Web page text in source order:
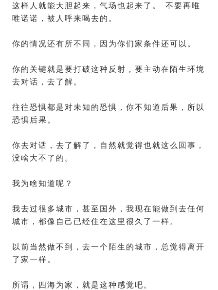
这样人就能大胆起来，气场也起来了。 不要再唯
唯诺诺，被人呼来喝去的。
你的情况还有所不同，因为你们家条件还可以。
你的关键就是要打破这种反射，要主动在陌生环境
去对话，去了解。
往往恐惧都是对未知的恐惧，你不知道后果，所以
恐惧后果。
你去对话，去了解了，自然就觉得也就这么回事，
没啥大不了的。
我为啥知道呢？
我去过很多城市，甚至国外，我现在能做到去任何
城市，都像自己已经住在这里很久了一样。
以前当然做不到，去一个陌生的城市，总觉得离开
了家一样。
所谓，四海为家，就是这种感觉吧。